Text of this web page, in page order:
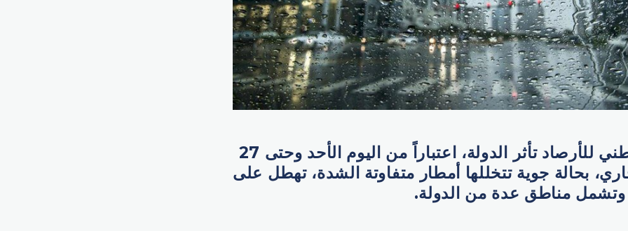
توقع المركز الوطني للأرصاد تأثر الدولة، اعتباراً من اليوم الأحد وحتى 27
بحالة جوية تتخللها أمطار متفاوتة الشدة، تهطل على
وتشمل مناطق عدة من الدولة.